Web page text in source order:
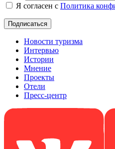
Я согласен с Политика
Новости туризма
Интервью
Истории
Мнение
Проекты
Отели
Пресс-центр